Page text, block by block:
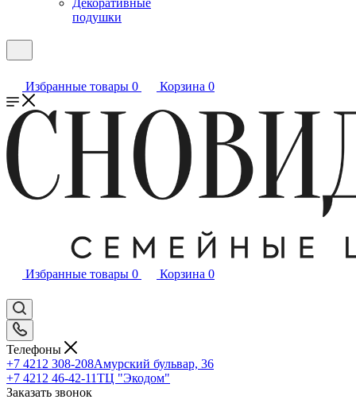
Декоративные
подушки
Избранные товары 0 Корзина 0
Избранные товары 0 Корзина 0
Телефоны
+7 4212 308-208Амурский бульвар, 36
+7 4212 46-42-11ТЦ "Экодом"
Заказать звонок